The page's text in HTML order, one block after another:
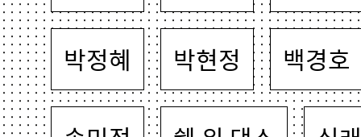
박정혜 박현정 백경호